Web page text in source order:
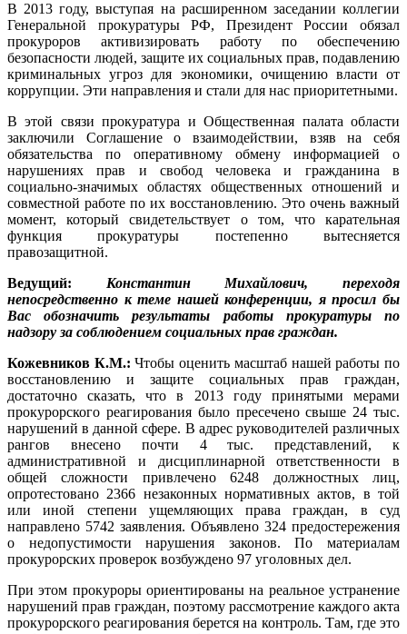
В 2013 году, выступая на расширенном заседании коллегии
Генеральной прокуратуры РФ, Президент России обязал
прокуроров активизировать работу по обеспечению
безопасности людей, защите их социальных прав, подавлению
криминальных угроз для экономики, очищению власти от
коррупции. Эти направления и стали для нас приоритетными.
В этой связи прокуратура и Общественная палата области
заключили Соглашение о взаимодействии, взяв на себя
обязательства по оперативному обмену информацией о
нарушениях прав и свобод человека и гражданина в
социально-значимых областях общественных отношений и
совместной работе по их восстановлению. Это очень важный
момент, который свидетельствует о том, что карательная
функция прокуратуры постепенно вытесняется
правозащитной.
Ведущий: Константин Михайлович, переходя
непосредственно к теме нашей конференции, я просил бы
Вас обозначить результаты работы прокуратуры по
надзору за соблюдением социальных прав граждан.
Кожевников К.М.: Чтобы оценить масштаб нашей работы по
восстановлению и защите социальных прав граждан,
достаточно сказать, что в 2013 году принятыми мерами
прокурорского реагирования было пресечено свыше 24 тыс.
нарушений в данной сфере. В адрес руководителей различных
рангов внесено почти 4 тыс. представлений, к
административной и дисциплинарной ответственности в
общей сложности привлечено 6248 должностных лиц,
опротестовано 2366 незаконных нормативных актов, в той
или иной степени ущемляющих права граждан, в суд
направлено 5742 заявления. Объявлено 324 предостережения
о недопустимости нарушения законов. По материалам
прокурорских проверок возбуждено 97 уголовных дел.
При этом прокуроры ориентированы на реальное устранение
нарушений прав граждан, поэтому рассмотрение каждого акта
прокурорского реагирования берется на контроль. Там, где это